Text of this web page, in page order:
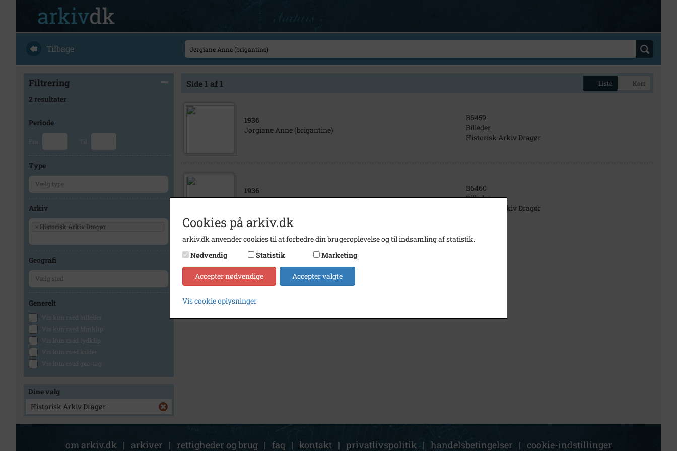
Tilbage
Filtrering
2 resultater
Periode
Fra Til
Type
Arkiv
× Historisk Arkiv Dragør
Geografi
Generelt
Vis kun med billeder
Vis kun med filmklip
Vis kun med lydklip
Vis kun med kilder
Vis kun med geo-tag
Dine valg
Historisk Arkiv Dragør
Side 1 af 1 Liste Kort
1936
Jørgiane Anne (brigantine)
B6459
Billeder
Historisk Arkiv Dragør
1936
Jørgiane Anne (brigantine)
B6460
Billeder
Historisk Arkiv Dragør
1
om arkiv.dk | arkiver | rettigheder og brug | faq | kontakt | privatlivspolitik | handelsbetingelser | cookie-indstillinger
Cookies på arkiv.dk
arkiv.dk anvender cookies til at forbedre din brugeroplevelse og til indsamling af statistik.
Nødvendig
Statistik Marketing
Accepter nødvendige Accepter valgte
Vis cookie oplysninger